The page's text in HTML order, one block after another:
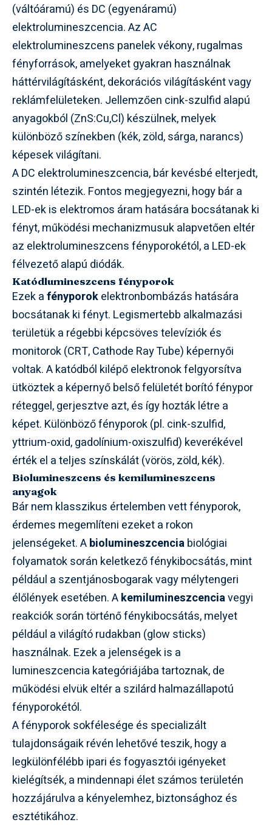
(váltóáramú) és DC (egyenáramú)
elektrolumineszcencia. Az AC
elektrolumineszcens panelek vékony, rugalmas
fényforrások, amelyeket gyakran használnak
háttérvilágításként, dekorációs világításként vagy
reklámfelületeken. Jellemzően cink-szulfid alapú
anyagokból (ZnS:Cu,Cl) készülnek, melyek
különböző színekben (kék, zöld, sárga, narancs)
képesek világítani.
A DC elektrolumineszcencia, bár kevésbé elterjedt,
szintén létezik. Fontos megjegyezni, hogy bár a
LED-ek is elektromos áram hatására bocsátanak ki
fényt, működési mechanizmusuk alapvetően eltér
az elektrolumineszcens fényporokétól, a LED-ek
félvezető alapú diódák.
Katódlumineszcens fényporok
Ezek afényporokelektronbombázás hatására
bocsátanak ki fényt. Legismertebb alkalmazási
területük a régebbi képcsöves televíziók és
monitorok (CRT, Cathode Ray Tube) képernyői
voltak. A katódból kilépő elektronok felgyorsítva
ütköztek a képernyő belső felületét borító fénypor
réteggel, gerjesztve azt, és így hozták létre a
képet. Különböző fényporok (pl. cink-szulfid,
yttrium-oxid, gadolínium-oxiszulfid) keverékével
érték el a teljes színskálát (vörös, zöld, kék).
Biolumineszcens és kemilumineszcens
anyagok
Bár nem klasszikus értelemben vett fényporok,
érdemes megemlíteni ezeket a rokon
jelenségeket. Abiolumineszcenciabiológiai
folyamatok során keletkező fénykibocsátás, mint
például a szentjánosbogarak vagy mélytengeri
élőlények esetében. Akemilumineszcenciavegyi
reakciók során történő fénykibocsátás, melyet
például a világító rudakban (glow sticks)
használnak. Ezek a jelenségek is a
lumineszcencia kategóriájába tartoznak, de
működési elvük eltér a szilárd halmazállapotú
fényporokétól.
A fényporok sokfélesége és specializált
tulajdonságaik révén lehetővé teszik, hogy a
legkülönfélébb ipari és fogyasztói igényeket
kielégítsék, a mindennapi élet számos területén
hozzájárulva a kényelemhez, biztonsághoz és
esztétikához.